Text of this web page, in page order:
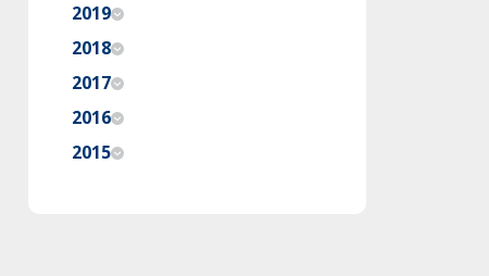
2019
2018
2017
2016
2015